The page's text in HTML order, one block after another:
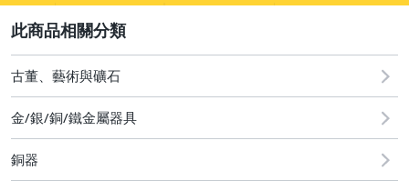
其它
古董、藝術與礦石
金/銀/銅/鐵金屬器具
銅器